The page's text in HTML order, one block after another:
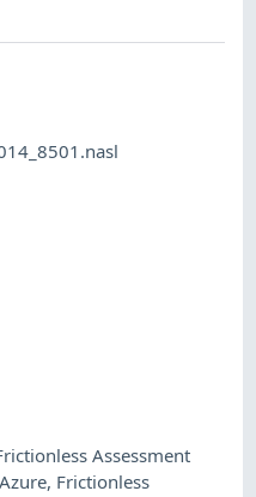
Assessment
, Frictionless